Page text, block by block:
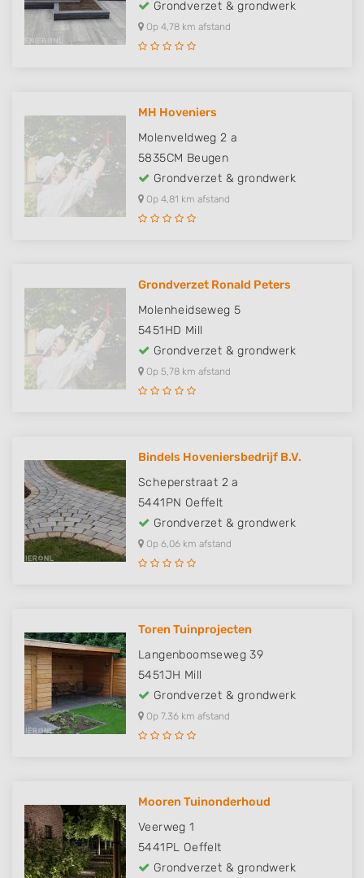
Grondverzet & grondwerk
Op 4,78 km afstand
MH Hoveniers
Molenveldweg 2 a
5835CM Beugen
Grondverzet & grondwerk
Op 4,81 km afstand
Grondverzet Ronald Peters
Molenheidseweg 5
5451HD Mill
Grondverzet & grondwerk
Op 5,78 km afstand
Bindels Hoveniersbedrijf B.V.
Scheperstraat 2 a
5441PN Oeffelt
Grondverzet & grondwerk
Op 6,06 km afstand
Toren Tuinprojecten
Langenboomseweg 39
5451JH Mill
Grondverzet & grondwerk
Op 7,36 km afstand
Mooren Tuinonderhoud
Veerweg 1
5441PL Oeffelt
Grondverzet & grondwerk